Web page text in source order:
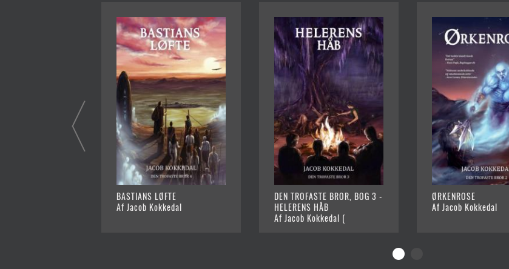
BASTIANS LØFTE
Af Jacob Kokkedal
DEN TROFASTE BROR, BOG 3 -
HELERENS HÅB
Af Jacob Kokkedal (
ØRKENROSE
Af Jacob Kokkedal